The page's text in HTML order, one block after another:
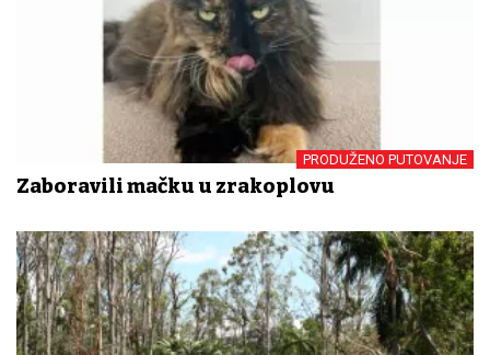
PRODUŽENO PUTOVANJE
Zaboravili mačku u zrakoplovu